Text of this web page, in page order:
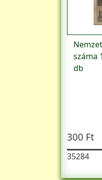
száma
db
300 Ft
35284